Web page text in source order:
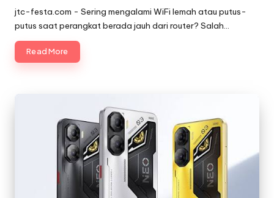
by
jtc-festa.com - Sering mengalami WiFi lemah atau putus-
putus saat perangkat berada jauh dari router? Salah…
Read More